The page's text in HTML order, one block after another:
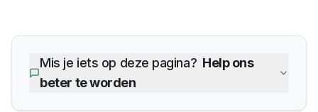
Mis je iets op deze pagina? Help ons
beter te worden